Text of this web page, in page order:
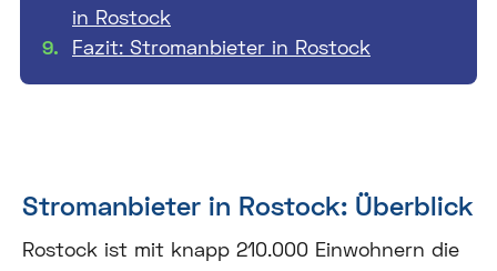
in Rostock
Fazit: Stromanbieter in Rostock
Stromanbieter in Rostock: Überblick
Rostock ist mit knapp 210.000 Einwohnern die